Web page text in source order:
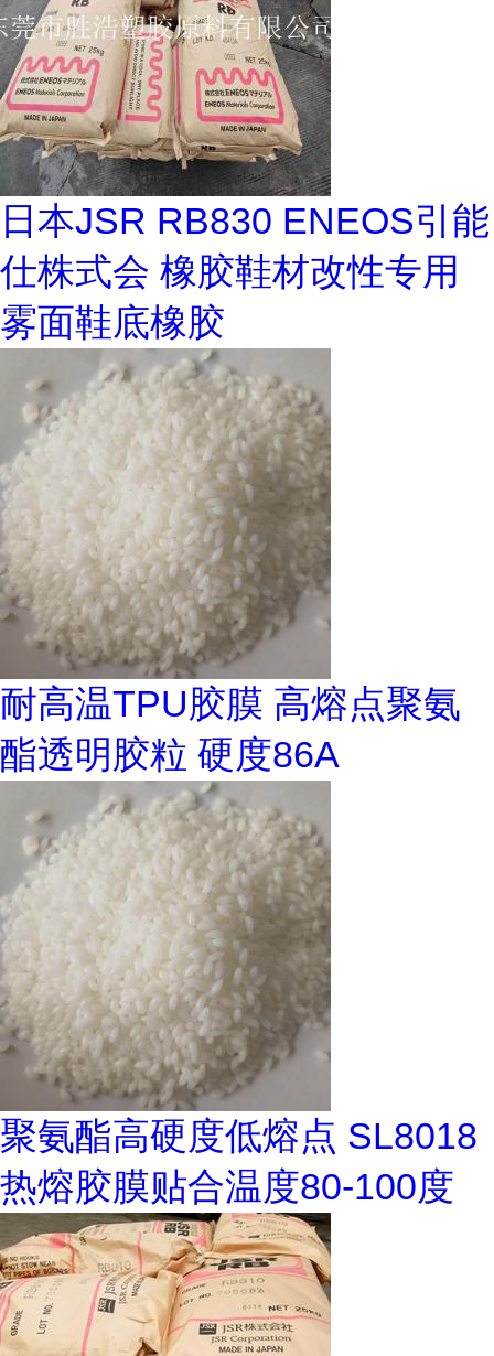
日本JSR RB830 ENEOS引能
仕株式会 橡胶鞋材改性专用
雾面鞋底橡胶
耐高温TPU胶膜 高熔点聚氨
酯透明胶粒 硬度86A
聚氨酯高硬度低熔点 SL8018
热熔胶膜贴合温度80-100度